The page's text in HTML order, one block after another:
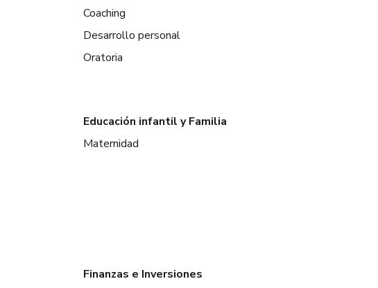
Coaching
Desarrollo personal
Oratoria
Educación infantil y Familia
Maternidad
Finanzas e Inversiones